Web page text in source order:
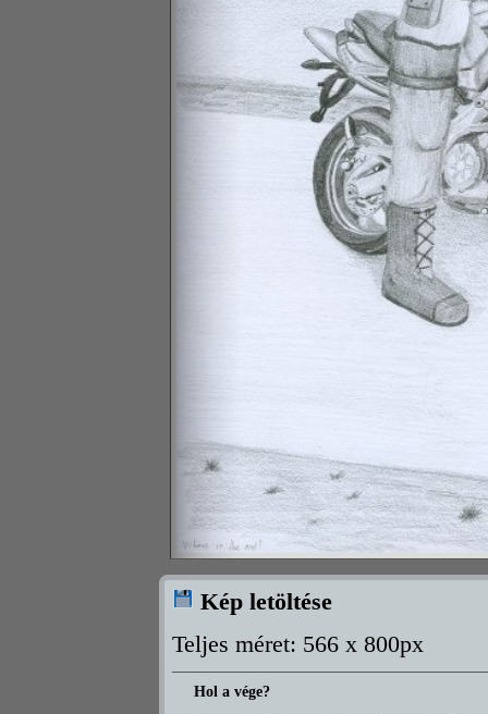
Kép letöltése
Teljes méret: 566 x 800px
Hol a vége?